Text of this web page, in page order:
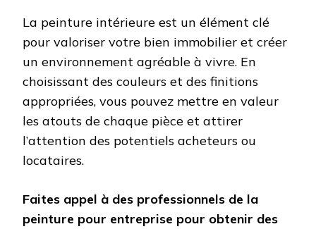
La peinture intérieure est un élément clé
pour valoriser votre bien immobilier et créer
un environnement agréable à vivre. En
choisissant des couleurs et des finitions
appropriées, vous pouvez mettre en valeur
les atouts de chaque pièce et attirer
l’attention des potentiels acheteurs ou
locataires.
Faites appel à des professionnels de la
peinture pour entreprise pour obtenir des